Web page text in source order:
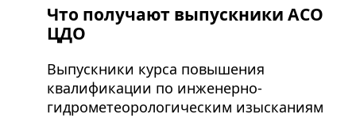
Что получают выпускники АСО
ЦДО
Выпускники курса повышения
квалификации по инженерно-
гидрометеорологическим изысканиям